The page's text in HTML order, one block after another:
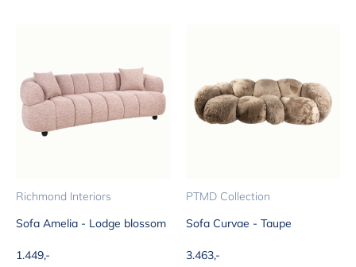
Richmond Interiors
Sofa Amelia - Lodge blossom
Aanbiedingsprijs
1.449,-
PTMD Collection
Sofa Curvae - Taupe
Aanbiedingsprijs
3.463,-